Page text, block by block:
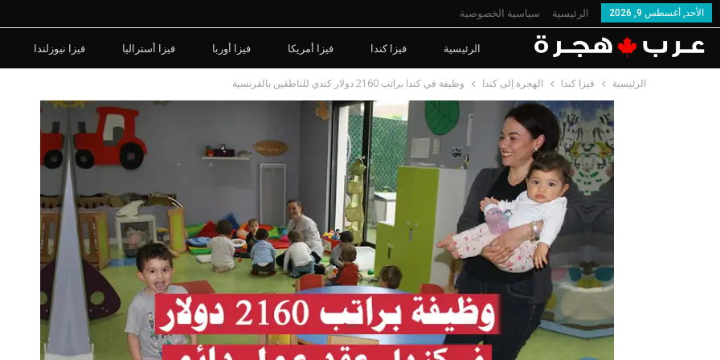
الأحد, أغسطس 9, 2026 الرئيسية سياسية الخصوصية
الرئيسية فيزا كندا فيزا أمريكا فيزا أوربا فيزا أستراليا فيزا نيوزلندا
الرئيسية فيزا كندا الهجرة إلى كندا وظيفة في كندا براتب 2160 دولار كندي للناطقين بالفرنسية